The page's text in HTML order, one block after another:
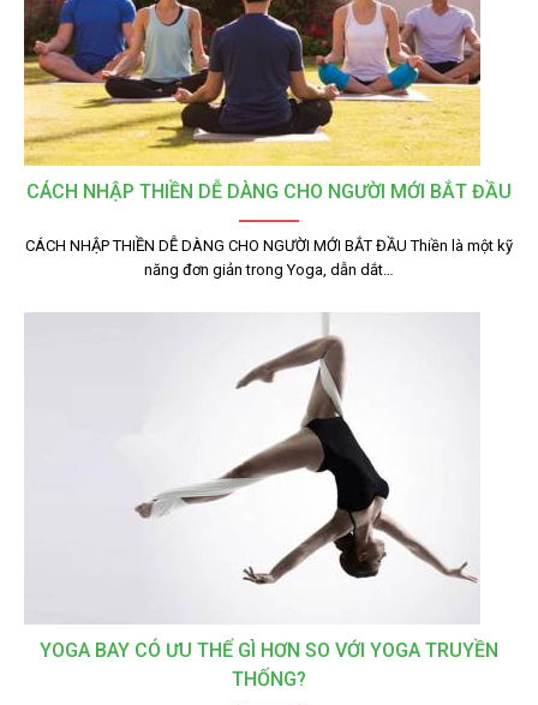
CÁCH NHẬP THIỀN DỄ DÀNG CHO NGƯỜI MỚI BẮT ĐẦU
CÁCH NHẬP THIỀN DỄ DÀNG CHO NGƯỜI MỚI BẮT ĐẦU Thiền là một kỹ
năng đơn giản trong Yoga, dẫn dắt…
YOGA BAY CÓ ƯU THẾ GÌ HƠN SO VỚI YOGA TRUYỀN
THỐNG?